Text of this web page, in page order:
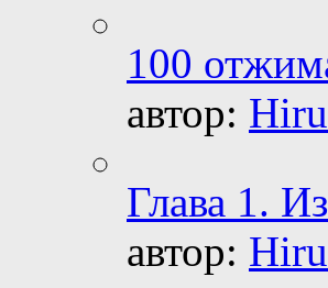
100
автор:
Глава 1.
автор: